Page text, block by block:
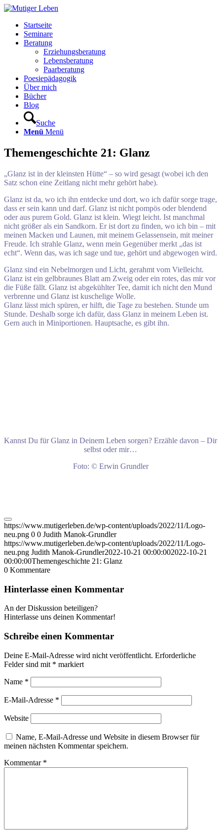
Startseite
Seminare
Beratung
Erziehungsberatung
Lebensberatung
Paarberatung
Poesiepädagogik
Über mich
Bücher
Blog
Suche
Menü Menü
Themengeschichte 21: Glanz
„Glanz ist in der kleinsten Hütte“ – so wird gesagt (wobei ich den
Satz schon eine Zeitlang nicht mehr gehört habe).
Glanz ist da, wo ich ihn entdecke und dort, wo ich dafür sorge trage,
dass er sein kann und darf. Glanz ist nicht pompös oder blendend
oder aus purem Gold. Glanz ist klein. Wiegt leicht. Ist manchmal
nicht größer als ein Sandkorn. Er ist dort zu finden, wo ich bin – mit
meinen Macken und Launen, mit meinem Gelassensein, mit meiner
Freude. Ich strahle Glanz, wenn mein Gegenüber merkt „das ist
echt“. Wenn das, was ich sage und tue, gehört und abgewogen wird.
Glanz sind ein Nebelmorgen und Licht, gerahmt vom Vielleicht.
Glanz ist ein gelbbraunes Blatt am Zweig oder ein rotes, das mir vor
die Füße fällt. Glanz ist abgekühlter Tee, damit ich nicht den Mund
verbrenne und Glanz ist kuschelige Wolle.
Glanz lässt mich spüren, er hilft, die Tage zu bestehen. Stunde um
Stunde. Deshalb sorge ich dafür, dass Glanz in meinem Leben ist.
Gern auch in Miniportionen. Hauptsache, es gibt ihn.
Kannst Du für Glanz in Deinem Leben sorgen? Erzähle davon – Dir
selbst oder mir…
Foto: © Erwin Grundler
https://www.mutigerleben.de/wp-content/uploads/2022/11/Logo-
neu.png 0 0 Judith Manok-Grundler
https://www.mutigerleben.de/wp-content/uploads/2022/11/Logo-
neu.png Judith Manok-Grundler2022-10-21 00:00:002022-10-21
00:00:00Themengeschichte 21: Glanz
0 Kommentare
Hinterlasse einen Kommentar
An der Diskussion beteiligen?
Hinterlasse uns deinen Kommentar!
Schreibe einen Kommentar
Deine E-Mail-Adresse wird nicht veröffentlicht. Erforderliche
Felder sind mit * markiert
Name *
E-Mail-Adresse *
Website
Name, E-Mail-Adresse und Website in diesem Browser für
meinen nächsten Kommentar speichern.
Kommentar *